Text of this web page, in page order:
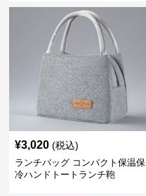
¥3,020 (税込)
ランチバッグ コンパクト保温保
冷ハンドトートランチ鞄